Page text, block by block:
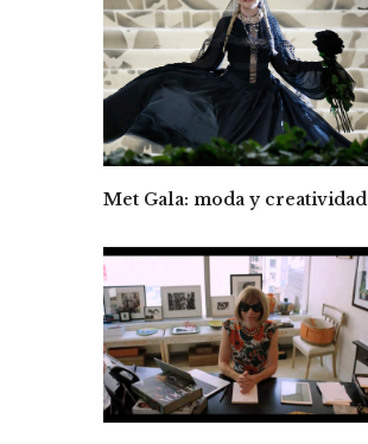
Met Gala: moda y creatividad